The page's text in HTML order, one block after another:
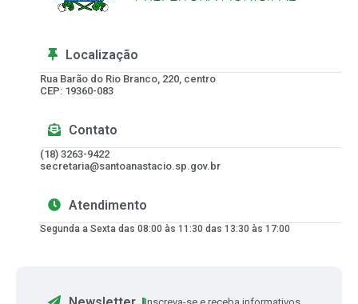
Localização
Rua Barão do Rio Branco, 220, centro
CEP: 19360-083
Contato
(18) 3263-9422
secretaria@santoanastacio.sp.gov.br
Atendimento
Segunda a Sexta das 08:00 às 11:30 das 13:30 às 17:00